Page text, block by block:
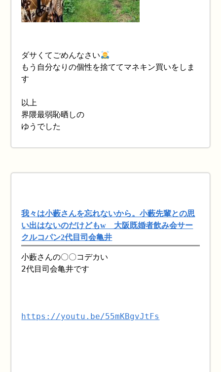
ダサくてごめんなさい
もう自分なりの個性を捨ててマネキン買いをしま
す
以上
界隈最弱恥晒しの
ゆうでした
我々は小藪さんを忘れないから。小藪先輩との思
い出はないのだけどもw 大阪既婚者飲み会サー
クルコパン2代目司会亀井
小藪さんの〇〇コデカい
2代目司会亀井です
https://youtu.be/55mKBgvJtFs